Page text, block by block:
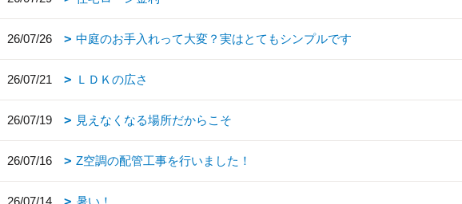
26/07/26 中庭のお手入れって大変？実はとてもシンプルです
26/07/21 ＬＤＫの広さ
26/07/19 見えなくなる場所だからこそ
26/07/16 Z空調の配管工事を行いました！
26/07/14 暑い！